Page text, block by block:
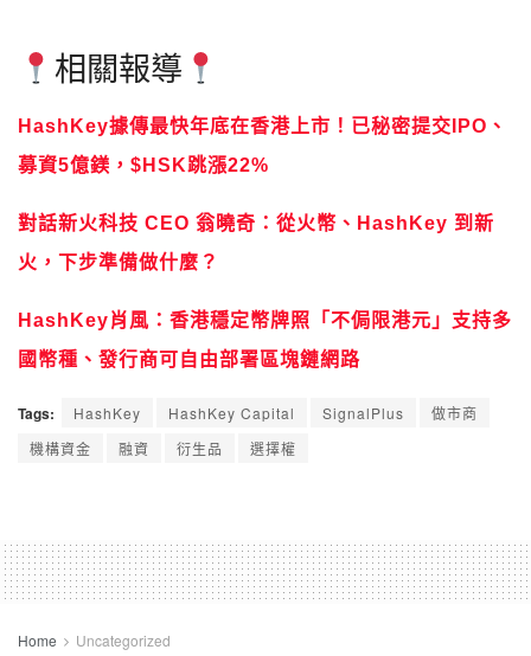
相關報導
HashKey據傳最快年底在香港上市！已秘密提交IPO、
募資5億鎂，$HSK跳漲22%
對話新火科技 CEO 翁曉奇：從火幣、HashKey 到新
火，下步準備做什麼？
HashKey肖風：香港穩定幣牌照「不侷限港元」支持多
國幣種、發行商可自由部署區塊鏈網路
Tags: HashKey HashKey Capital SignalPlus
做市商
機構資金
融資 衍生品 選擇權
Home Uncategorized